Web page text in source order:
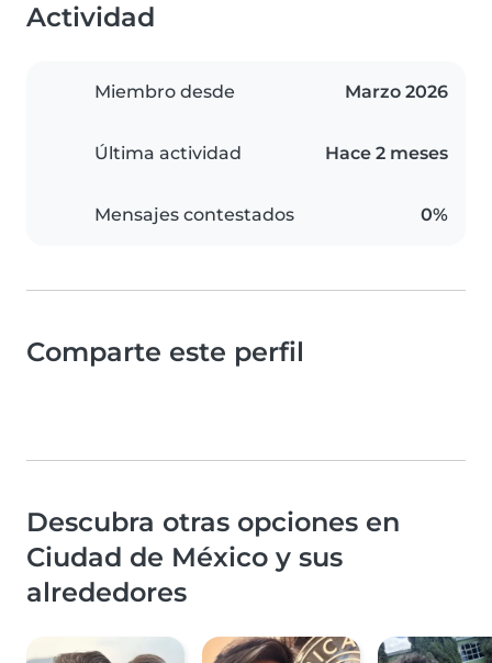
Actividad
Miembro desde Marzo 2026
Última actividad Hace 2 meses
Mensajes contestados 0%
Comparte este perfil
Descubra otras opciones en
Ciudad de México y sus
alrededores